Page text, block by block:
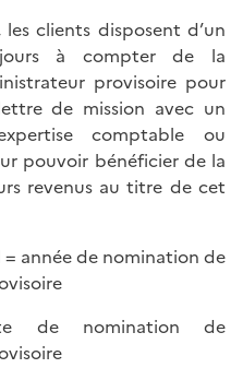
clients disposent d’un
à compter de la
provisoire pour
de mission avec un
comptable ou
pouvoir bénéficier de la
revenus au titre de cet
année de nomination de
de nomination de